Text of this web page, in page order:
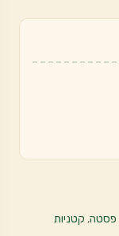
פסטה, קטניות